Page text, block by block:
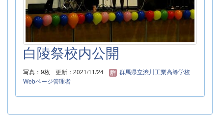
白陵祭校内公開
写真：9枚 更新：2021/11/24
群馬県立渋川工業高等学校
Webページ管理者